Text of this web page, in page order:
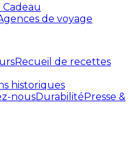
Cadeau
de voyage
Recueil de recettes
historiques
nousDurabilitéPresse &